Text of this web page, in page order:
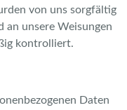
von uns sorgfältig
an unsere Weisungen
kontrolliert.
Daten